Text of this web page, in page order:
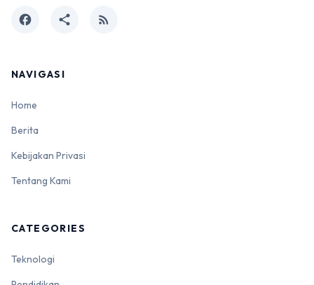
facebook share rss_feed
NAVIGASI
Home
Berita
Kebijakan Privasi
Tentang Kami
CATEGORIES
Teknologi